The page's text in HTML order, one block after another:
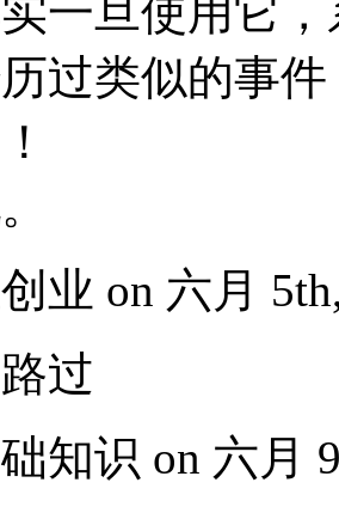
一旦使用它
过类似的事
业 on 六月
过
知识 on 六月